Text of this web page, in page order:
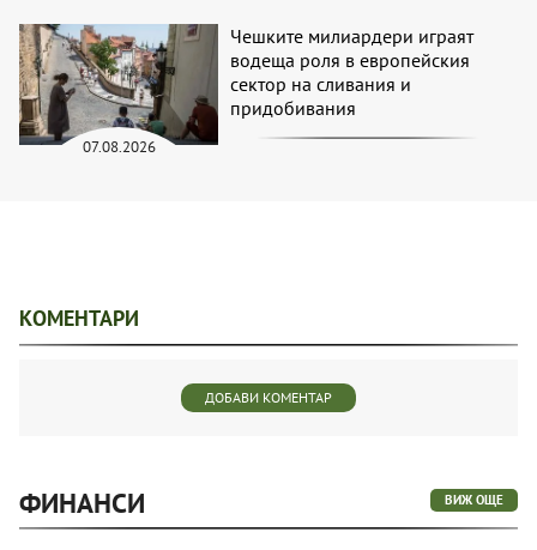
07.08.2026
Чешките милиардери играят
водеща роля в европейския
сектор на сливания и
придобивания
КОМЕНТАРИ
ДОБАВИ КОМЕНТАР
ФИНАНСИ ВИЖ ОЩЕ